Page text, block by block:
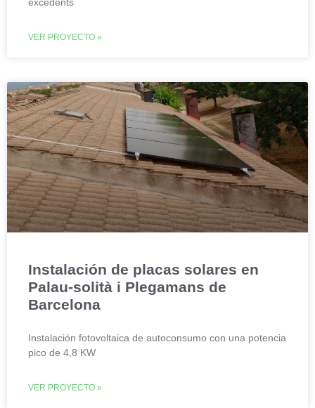
VER PROYECTO »
Instalación de placas solares en
Palau-solità i Plegamans de
Barcelona
Instalación fotovoltaica de autoconsumo con una potencia
pico de 4,8 KW
VER PROYECTO »